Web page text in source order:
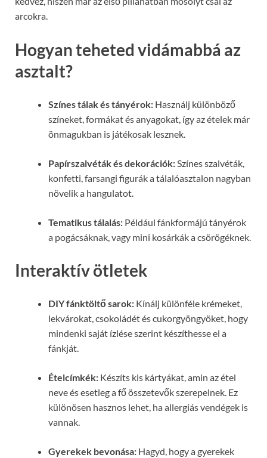
arcokra.
Hogyan teheted vidámabbá az
asztalt?
Színes tálak és tányérok: Használj különböző
színeket, formákat és anyagokat, így az ételek már
önmagukban is játékosak lesznek.
Papírszalvéták és dekorációk: Színes szalvéták,
konfetti, farsangi figurák a tálalóasztalon nagyban
növelik a hangulatot.
Tematikus tálalás: Például fánkformájú tányérok
a pogácsáknak, vagy mini kosárkák a csörögéknek.
Interaktív ötletek
DIY fánktöltő sarok: Kínálj különféle krémeket,
lekvárokat, csokoládét és cukorgyöngyöket, hogy
mindenki saját ízlése szerint készíthesse el a
fánkját.
Ételcímkék: Készíts kis kártyákat, amin az étel
neve és esetleg a fő összetevők szerepelnek. Ez
különösen hasznos lehet, ha allergiás vendégek is
vannak.
Gyerekek bevonása: Hagyd, hogy a gyerekek